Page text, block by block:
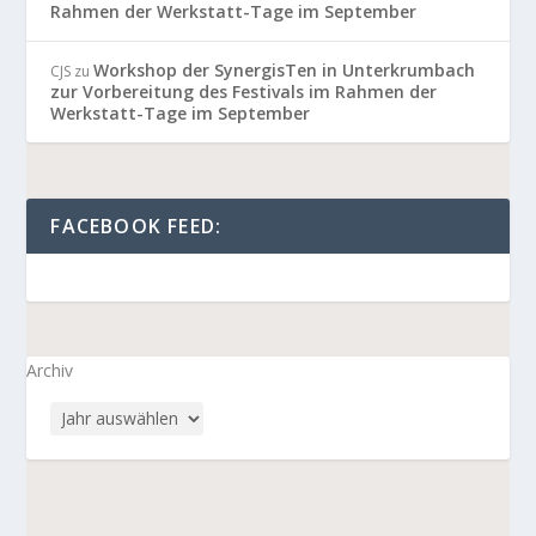
Rahmen der Werkstatt-Tage im September
CJS zuWorkshop der SynergisTen in Unterkrumbach
zur Vorbereitung des Festivals im Rahmen der
Werkstatt-Tage im September
FACEBOOK FEED:
Archiv